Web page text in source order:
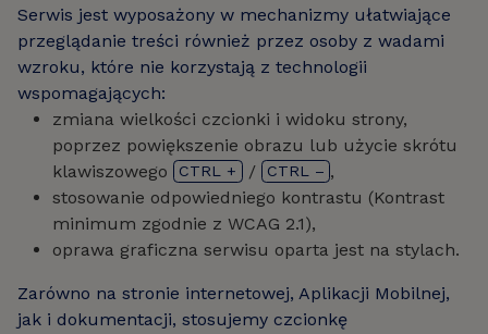
Serwis jest wyposażony w mechanizmy ułatwiające
przeglądanie treści również przez osoby z wadami
wzroku, które nie korzystają z technologii
wspomagających:
zmiana wielkości czcionki i widoku strony,
poprzez powiększenie obrazu lub użycie skrótu
klawiszowego
CTRL + / CTRL – ,
stosowanie odpowiedniego kontrastu (Kontrast
minimum zgodnie z WCAG 2.1),
oprawa graficzna serwisu oparta jest na stylach.
Zarówno na stronie internetowej, Aplikacji Mobilnej,
jak i dokumentacji, stosujemy czcionkę